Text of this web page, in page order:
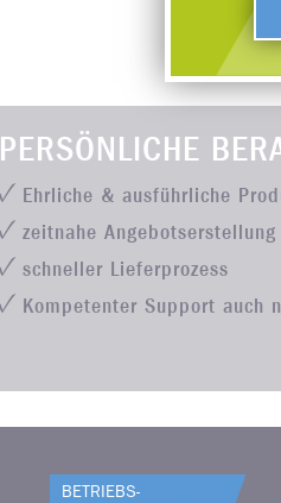
PERSÖNLICHE
Ehrliche & ausführliche
zeitnahe Angebotserstellung
schneller Lieferprozess
Kompetenter Support auch
BETRIEBS­